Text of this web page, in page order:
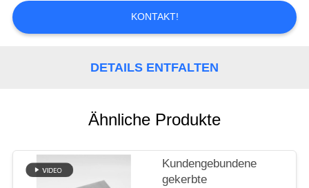
VERBINDUNG
FORDERN
SITEMAP
KONTAKT!
DETAILS ENTFALTEN
Ähnliche Produkte
Kundengebundene
gekerbte